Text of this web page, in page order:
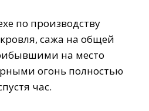
по производству
сажа на общей
на место
огонь полностью
час.